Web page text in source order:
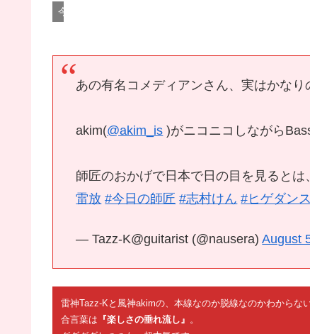
今日の師匠
あの有名コメディアンさん、実はかなり
akim(@akim_is )がニコニコしながら
師匠のおかげで日本で日の目を見ると
雷放 #今日の師匠 #志村けん #ヒゲダンス
— Tazz-K@guitarist (@nausera)August
雷神Tazz-Kと風神akimの、本線なのか脱線なのかわからな
合言葉は 『楽しさの垂れ流し』 。